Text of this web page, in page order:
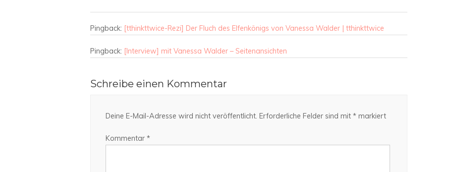
Pingback: [tthinkttwice-Rezi] Der Fluch des Elfenkönigs von Vanessa Walder | tthinkttwice
Pingback: [Interview] mit Vanessa Walder – Seitenansichten
Schreibe einen Kommentar
Deine E-Mail-Adresse wird nicht veröffentlicht. Erforderliche Felder sind mit * markiert
Kommentar *